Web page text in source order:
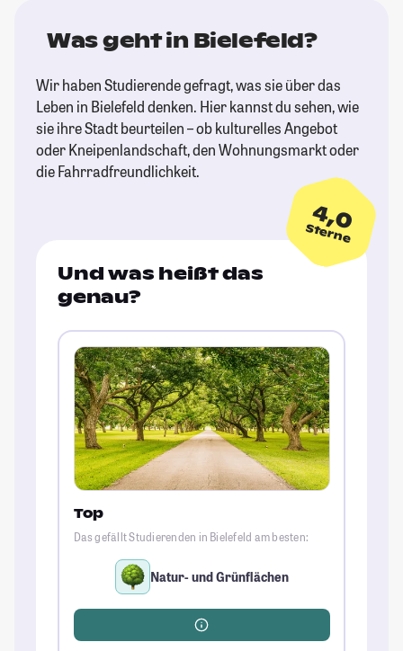
Was geht in Bielefeld?
Wir haben Studierende gefragt, was sie über das
Leben in Bielefeld denken. Hier kannst du sehen, wie
sie ihre Stadt beurteilen – ob kulturelles Angebot
oder Kneipenlandschaft, den Wohnungsmarkt oder
die Fahrradfreundlichkeit.
4,0
Sterne
Und was heißt das
genau?
Top
Das gefällt Studierenden in Bielefeld am besten:
Natur- und Grünflächen